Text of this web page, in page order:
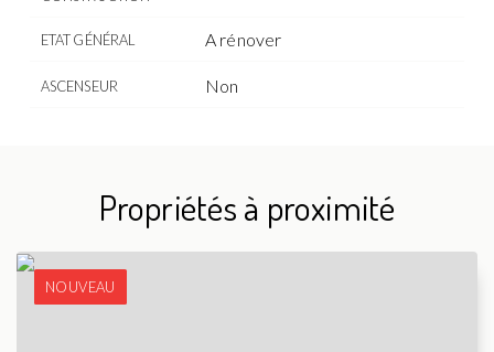
ETAT GÉNÉRAL A rénover
ASCENSEUR Non
Propriétés à proximité
NOUVEAU